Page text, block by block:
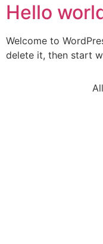
Hello
Welcome to
delete it, then start